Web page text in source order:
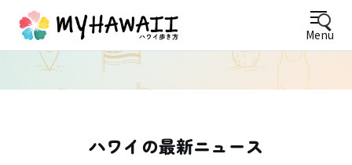
Menu
ハワイの最新ニュース